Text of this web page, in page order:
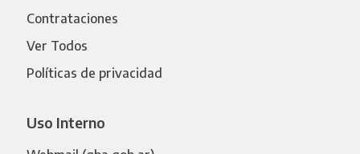
Contrataciones
Ver Todos
Políticas de privacidad
Uso Interno